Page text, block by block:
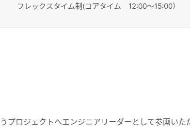
フレックスタイム制(コアタイム 12:00～15:00）
ロジェクトへエンジニアリーダーとして参画いた